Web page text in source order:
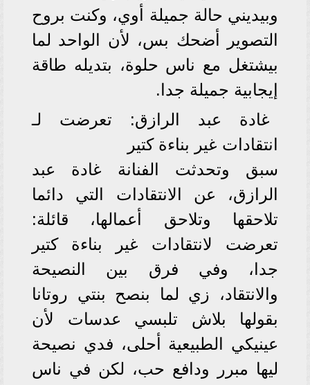
وبيديني حالة جميلة أوي، وكنت بروح
التصوير أضحك بس، لأن الواحد لما
بيشتغل مع ناس حلوة، بتديله طاقة
إيجابية جميلة جدا.
غادة عبد الرازق: تعرضت لـ
انتقادات غير بناءة كتير
سبق وتحدثت الفنانة غادة عبد
الرازق، عن الانتقادات التي دائما
تلاحقها وتلاحق أعمالها، قائلة:
تعرضت لانتقادات غير بناءة كتير
جدا، وفي فرق بين النصيحة
والانتقاد، زي لما بنصح بنتي روتانا
بقولها بلاش تلبسي عدسات لأن
عينيكي الطبيعية أحلى، فدي نصيحة
ليها مبرر ودافع حب، لكن في ناس